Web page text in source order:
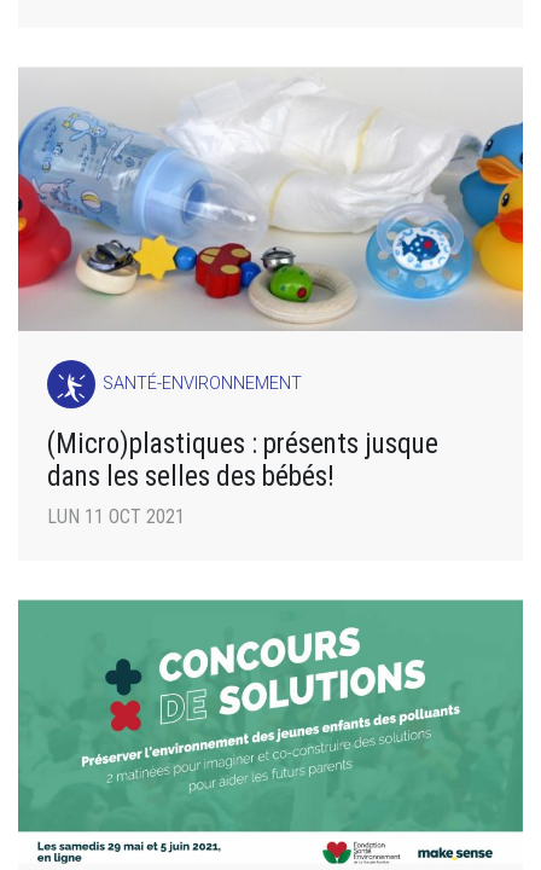
SANTÉ-ENVIRONNEMENT
(Micro)plastiques : présents jusque
dans les selles des bébés!
LUN 11 OCT 2021